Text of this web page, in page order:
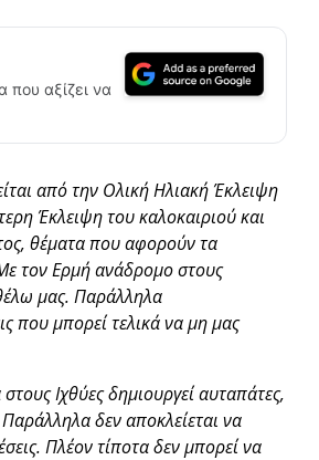
που αξίζει να
από την Ολική Ηλιακή Έκλειψη
Έκλειψη του καλοκαιριού και
θέματα που αφορούν τα
τον Ερμή ανάδρομο στους
μας. Παράλληλα
που μπορεί τελικά να μη μας
Ιχθύες δημιουργεί αυταπάτες,
δεν αποκλείεται να
Πλέον τίποτα δεν μπορεί να